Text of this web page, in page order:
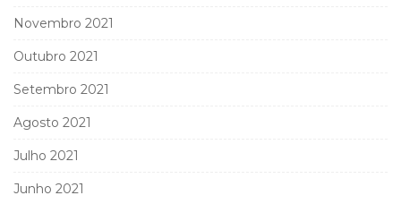
Novembro 2021
Outubro 2021
Setembro 2021
Agosto 2021
Julho 2021
Junho 2021